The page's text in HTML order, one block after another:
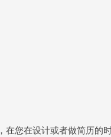
在您在设计或者做简历的